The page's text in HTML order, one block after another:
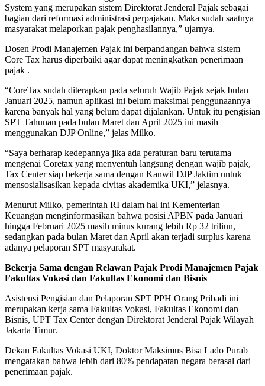
System yang merupakan sistem Direktorat Jenderal Pajak sebagai
bagian dari reformasi administrasi perpajakan. Maka sudah saatnya
masyarakat melaporkan pajak penghasilannya,” ujarnya.
Dosen Prodi Manajemen Pajak ini berpandangan bahwa sistem
Core Tax harus diperbaiki agar dapat meningkatkan penerimaan
pajak .
“CoreTax sudah diterapkan pada seluruh Wajib Pajak sejak bulan
Januari 2025, namun aplikasi ini belum maksimal penggunaannya
karena banyak hal yang belum dapat dijalankan. Untuk itu pengisian
SPT Tahunan pada bulan Maret dan April 2025 ini masih
menggunakan DJP Online,” jelas Milko.
“Saya berharap kedepannya jika ada peraturan baru terutama
mengenai Coretax yang menyentuh langsung dengan wajib pajak,
Tax Center siap bekerja sama dengan Kanwil DJP Jaktim untuk
mensosialisasikan kepada civitas akademika UKI,” jelasnya.
Menurut Milko, pemerintah RI dalam hal ini Kementerian
Keuangan menginformasikan bahwa posisi APBN pada Januari
hingga Februari 2025 masih minus kurang lebih Rp 32 triliun,
sedangkan pada bulan Maret dan April akan terjadi surplus karena
adanya pelaporan SPT masyarakat.
Bekerja Sama dengan Relawan Pajak Prodi Manajemen Pajak
Fakultas Vokasi dan Fakultas Ekonomi dan Bisnis
Asistensi Pengisian dan Pelaporan SPT PPH Orang Pribadi ini
merupakan kerja sama Fakultas Vokasi, Fakultas Ekonomi dan
Bisnis, UPT Tax Center dengan Direktorat Jenderal Pajak Wilayah
Jakarta Timur.
Dekan Fakultas Vokasi UKI, Doktor Maksimus Bisa Lado Purab
mengatakan bahwa lebih dari 80% pendapatan negara berasal dari
penerimaan pajak.